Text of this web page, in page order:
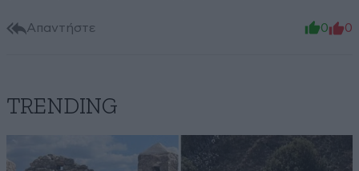
Απαντήστε 0 0
TRENDING